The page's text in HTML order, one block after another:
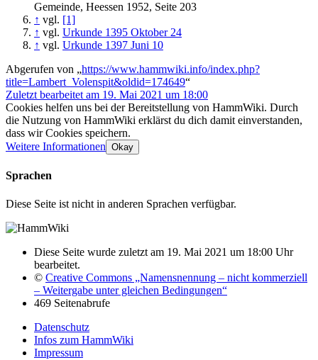
Gemeinde, Heessen 1952, Seite 203
↑ vgl. [1]
↑ vgl. Urkunde 1395 Oktober 24
↑ vgl. Urkunde 1397 Juni 10
Abgerufen von „https://www.hammwiki.info/index.php?
title=Lambert_Volenspit&oldid=174649“
Zuletzt bearbeitet am 19. Mai 2021 um 18:00
Cookies helfen uns bei der Bereitstellung von HammWiki. Durch
die Nutzung von HammWiki erklärst du dich damit einverstanden,
dass wir Cookies speichern.
Weitere Informationen Okay
Sprachen
Diese Seite ist nicht in anderen Sprachen verfügbar.
Diese Seite wurde zuletzt am 19. Mai 2021 um 18:00 Uhr
bearbeitet.
© Creative Commons „Namensnennung – nicht kommerziell
– Weitergabe unter gleichen Bedingungen“
469 Seitenabrufe
Datenschutz
Infos zum HammWiki
Impressum